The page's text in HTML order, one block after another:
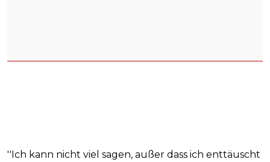
''Ich kann nicht viel sagen, außer dass ich enttäuscht